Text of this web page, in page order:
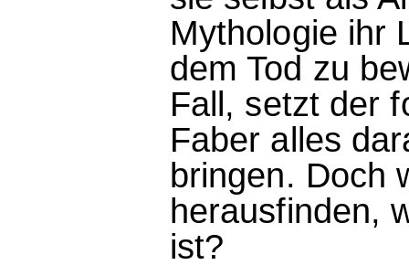
Mythologie ihr
dem Tod zu
Fall, setzt der
Faber alles
bringen. Doch
herausfinden,
ist?